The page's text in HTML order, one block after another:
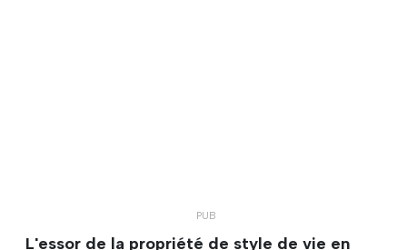
L'essor de la propriété de style de vie en